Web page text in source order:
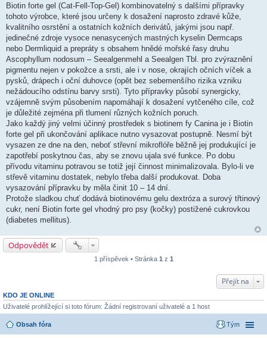
Biotin forte gel (Cat-Fell-Top-Gel) kombinovatelný s dalšími přípravky
tohoto výrobce, které jsou určeny k dosažení naprosto zdravé kůže,
kvalitního osrstění a ostatních kožních derivátů, jakými jsou např.
jedinečné zdroje vysoce nenasycených mastných kyselin Dermcaps
nebo Dermliquid a prepráty s obsahem hnědé mořské řasy druhu
Ascophyllum nodosum – Seealgenmehl a Seealgen Tbl. pro zvýraznění
pigmentu nejen v pokožce a srsti, ale i v nose, okrajích očních víček a
pysků, drápech i oční duhovce (opět bez sebemenšího rizika vzniku
nežádoucího odstínu barvy srsti). Tyto přípravky působí synergicky,
vzájemně svým působením napomáhají k dosažení vytčeného cíle, což
je důležité zejména při tlumení různých kožních poruch.
Jako každý jiný velmi účinný prostředek s biotinem fy Canina je i Biotin
forte gel při ukončování aplikace nutno vysazovat postupně. Nesmí být
vysazen ze dne na den, neboť střevní mikroflóře běžně jej produkující je
zapotřebí poskytnou čas, aby se znovu ujala své funkce. Po dobu
přívodu vitaminu potravou se totiž její činnost minimalizovala. Bylo-li ve
střevě vitaminu dostatek, nebylo třeba další produkovat. Doba
vysazování přípravku by měla činit 10 – 14 dní.
Protože sladkou chuť dodává biotinovému gelu dextróza a surový třtinový
cukr, není Biotin forte gel vhodný pro psy (kočky) postižené cukrovkou
(diabetes mellitus).
Odpovědět
1 příspěvek • Stránka 1 z 1
Přejít na
KDO JE ONLINE
Uživatelé prohlížející si toto fórum: Žádní registrovaní uživatelé a 1 host
Obsah fóra Tým